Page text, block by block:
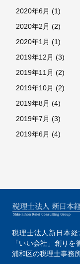
2020年6月 (1)
2020年2月 (2)
2020年1月 (1)
2019年12月 (3)
2019年11月 (2)
2019年10月 (2)
2019年8月 (4)
2019年7月 (3)
2019年6月 (4)
税理士法人新日本経
「いい会社」創りを
浦和区の税理士事務